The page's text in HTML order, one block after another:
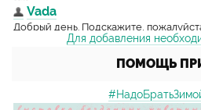
Для добавления
ПОМОЩЬ